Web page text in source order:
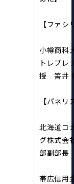
【ファ
小樽商科
トレプレ
授　筈井
【パネリ
北海道コ
グ株式会
部副部長
帯広信用